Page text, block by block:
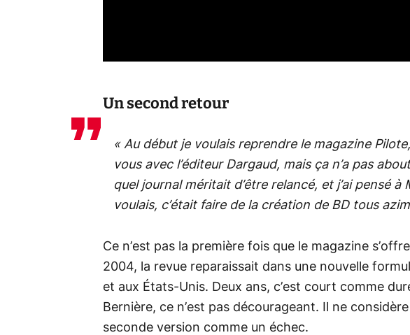
Un second retour
« Au début je voulais reprendre le magazine
vous avec l’éditeur Dargaud, mais ça n’a pas
quel journal méritait d’être relancé, et j’ai pensé à
voulais, c’était faire de la création de BD tous
Ce n’est pas la première fois que le magazine
2004, la revue reparaissait dans une nouvelle
et aux États-Unis. Deux ans, c’est court comme
Bernière, ce n’est pas décourageant. Il ne
seconde version comme un échec.